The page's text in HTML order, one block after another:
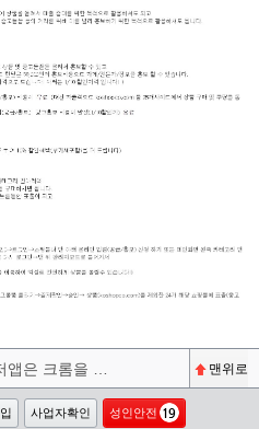
맨위로
사업자확인 성인안전